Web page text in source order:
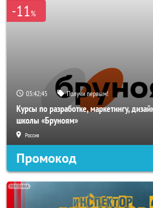
-11%
03:42:42 Получи первым!
Курсы по разработке, маркетингу,
школы «Бруноям»
Россия
Промокод